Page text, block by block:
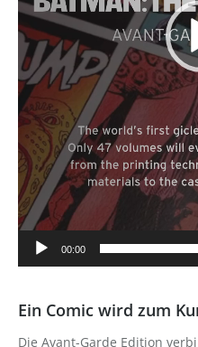
00:00
Ein Comic wird zum
Die Avant-Garde Edition